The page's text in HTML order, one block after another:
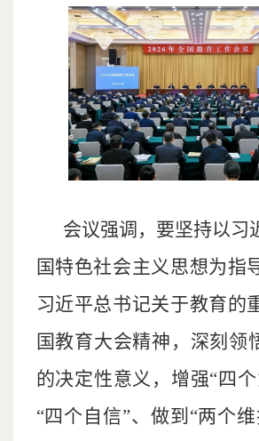
会议强调，要坚持以习
国特色社会主义思想为指
习近平总书记关于教育的
国教育大会精神，深刻领
的决定性意义，增强“四
“四个自信”、做到“两个